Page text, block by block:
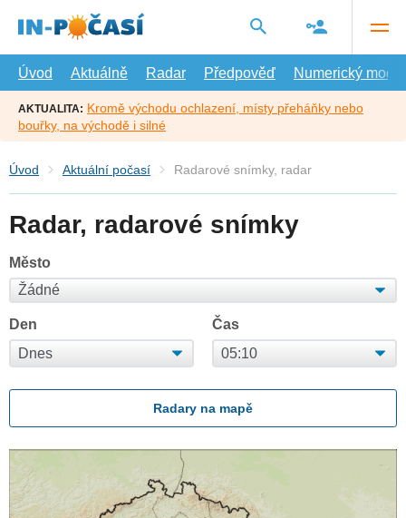
hlavní
Úvod
Aktuálně Radar Předpověď Numerický model
AKTUALITA: Kromě východu ochlazení, místy přeháňky nebo
bouřky, na východě i silné
Úvod Aktuální počasí Radarové snímky, radar
Radar, radarové snímky
Město
Den Čas
Radary na mapě